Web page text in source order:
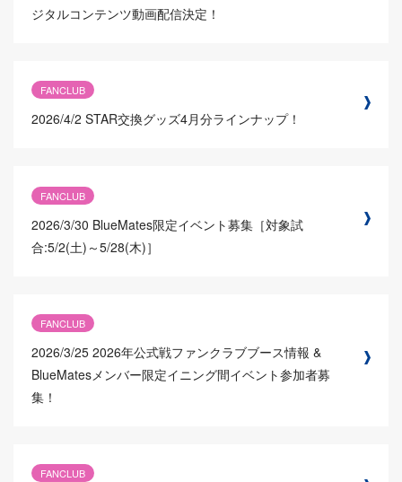
ジタルコンテンツ動画配信決定！
FANCLUB
2026/4/2 STAR交換グッズ4月分ラインナップ！
FANCLUB
2026/3/30 BlueMates限定イベント募集［対象試
合:5/2(土)～5/28(木)］
FANCLUB
2026/3/25 2026年公式戦ファンクラブブース情報 &
BlueMatesメンバー限定イニング間イベント参加者募
集！
FANCLUB